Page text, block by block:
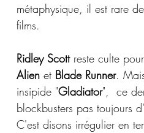
métaphysique, il est rare
films.
Ridley Scott reste culte
Alien et Blade Runner.
insipide "Gladiator",  ce
blockbusters pas toujours
C'est disons irrégulier en